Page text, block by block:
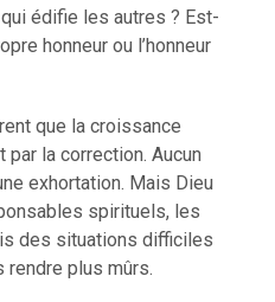
édifie les autres ? Est-
honneur ou l’honneur
que la croissance
la correction. Aucun
exhortation. Mais Dieu
spirituels, les
des situations difficiles
rendre plus mûrs.